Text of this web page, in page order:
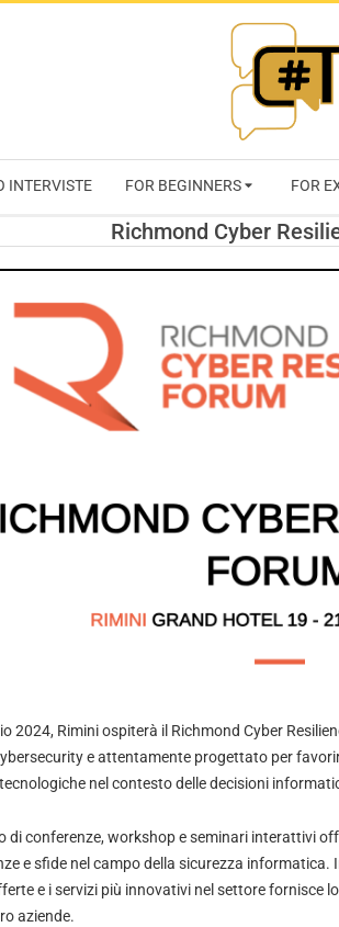
TRENDS
INTERVISTE FOR BEGINNERS FOR
Richmond Cyber
2024, Rimini ospiterà il Richmond Cyber
e attentamente progettato per
nel contesto delle decisioni
di conferenze, workshop e seminari interattivi
e sfide nel campo della sicurezza
e i servizi più innovativi nel settore fornisce
aziende.